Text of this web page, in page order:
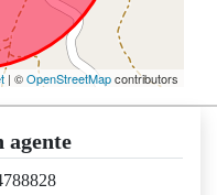
| ©OpenStreetMapcontributors
agente